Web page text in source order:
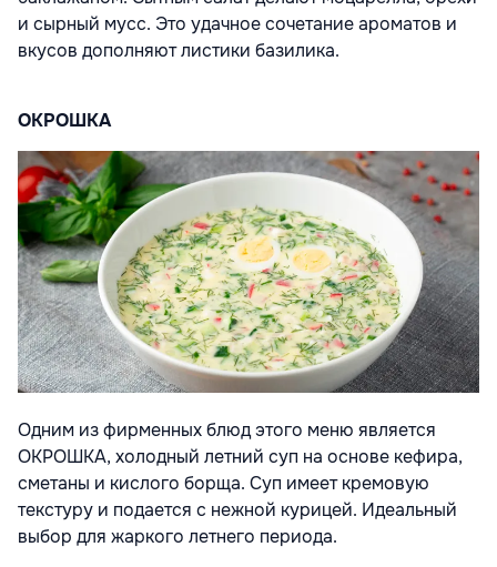
и сырный мусс. Это удачное сочетание ароматов и
вкусов дополняют листики базилика.
ОКРОШКА
Одним из фирменных блюд этого меню является
ОКРОШКА, холодный летний суп на основе кефира,
сметаны и кислого борща. Суп имеет кремовую
текстуру и подается с нежной курицей. Идеальный
выбор для жаркого летнего периода.